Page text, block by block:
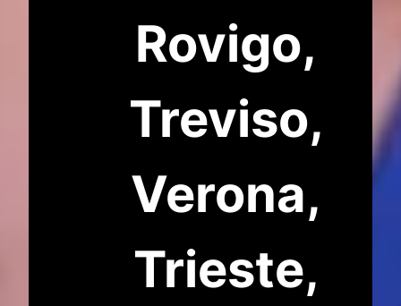
Rovigo,
Treviso,
Verona,
Trieste,